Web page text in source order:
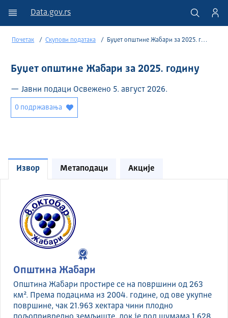
Data.gov.rs
Почетак Скупови података Буџет општине Жабари за 2025. годину
Буџет општине Жабари за 2025. годину
— Јавни подаци Освежено 5. август 2026.
0 подржавања
Извор Метаподаци Акције
Општина Жабари
Општина Жабари простире се на површини од 263
км². Према подацима из 2004. године, од ове укупне
површине, чак 21.963 хектара чини плодно